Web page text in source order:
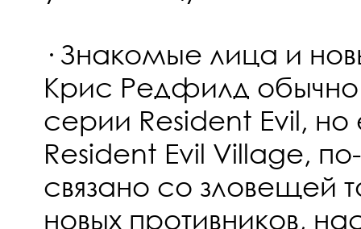
· Знакомые лица и
Крис Редфилд
серии Resident Evil, но
Resident Evil Village,
связано со зловещей
новых противников,